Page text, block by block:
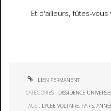
Et d'ailleurs, fûtes-
LIEN PERMANENT
CATÉGORIES : DISSIDENCE
TAGS : LYCÉE VOLTAIRE, PARIS,